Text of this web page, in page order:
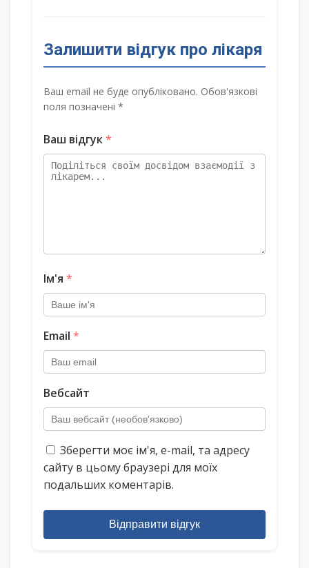
Залишити відгук про лікаря
Ваш email не буде опубліковано. Обов'язкові
поля позначені *
Ваш відгук*
Ім'я *
Email *
Вебсайт
Зберегти моє ім'я, e-mail, та адресу
сайту в цьому браузері для моїх
подальших коментарів.
Відправити відгук